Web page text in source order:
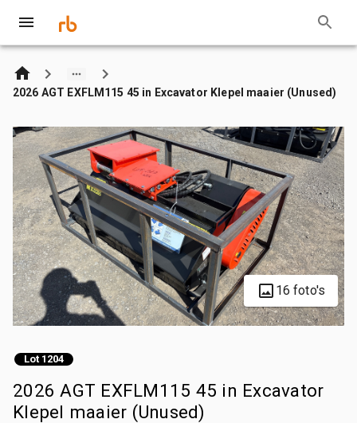
2026 AGT EXFLM115 45 in Excavator Klepel maaier (Unused)
16 foto's
Lot 1204
2026 AGT EXFLM115 45 in Excavator
Klepel maaier (Unused)